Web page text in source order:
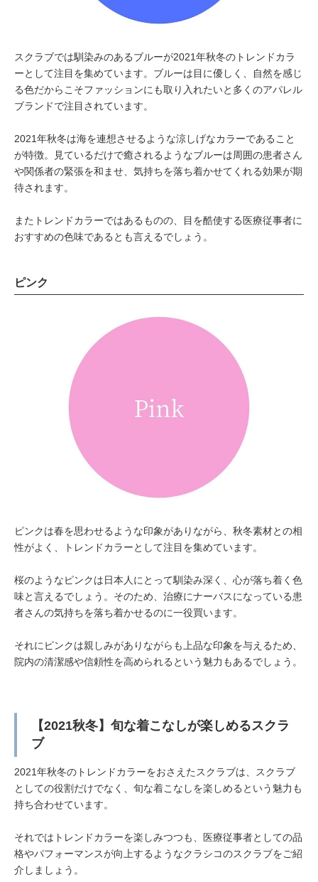
スクラブでは馴染みのあるブルーが2021年秋冬のトレンドカラ
ーとして注目を集めています。ブルーは目に優しく、自然を感じ
る色だからこそファッションにも取り入れたいと多くのアパレル
ブランドで注目されています。
2021年秋冬は海を連想させるような涼しげなカラーであること
が特徴。見ているだけで癒されるようなブルーは周囲の患者さん
や関係者の緊張を和ませ、気持ちを落ち着かせてくれる効果が期
待されます。
またトレンドカラーではあるものの、目を酷使する医療従事者に
おすすめの色味であるとも言えるでしょう。
ピンク
ピンクは春を思わせるような印象がありながら、秋冬素材との相
性がよく、トレンドカラーとして注目を集めています。
桜のようなピンクは日本人にとって馴染み深く、心が落ち着く色
味と言えるでしょう。そのため、治療にナーバスになっている患
者さんの気持ちを落ち着かせるのに一役買います。
それにピンクは親しみがありながらも上品な印象を与えるため、
院内の清潔感や信頼性を高められるという魅力もあるでしょう。
【2021秋冬】旬な着こなしが楽しめるスクラ
ブ
2021年秋冬のトレンドカラーをおさえたスクラブは、スクラブ
としての役割だけでなく、旬な着こなしを楽しめるという魅力も
持ち合わせています。
それではトレンドカラーを楽しみつつも、医療従事者としての品
格やパフォーマンスが向上するようなクラシコのスクラブをご紹
介しましょう。